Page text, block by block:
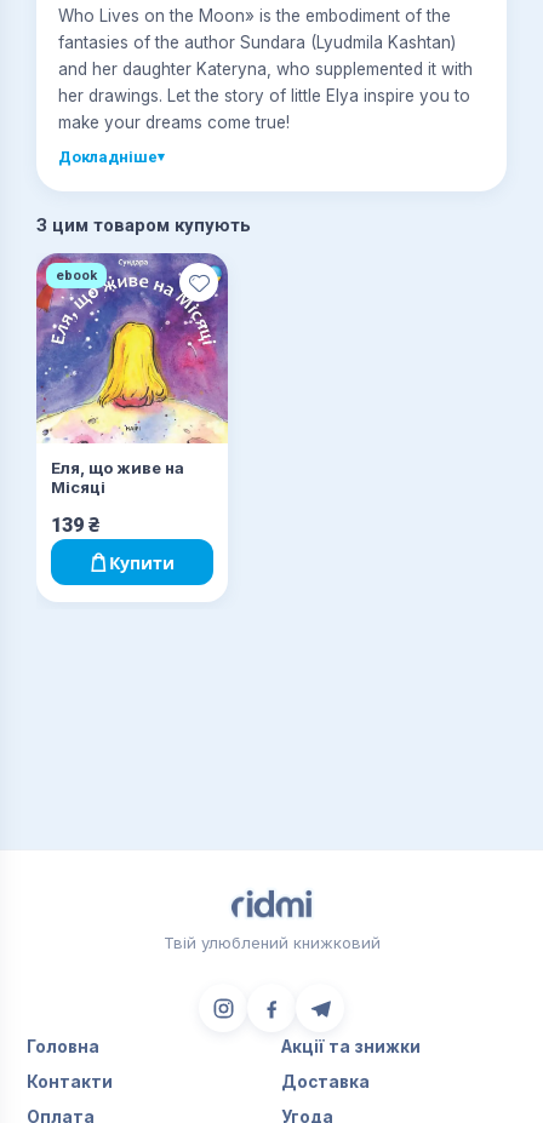
Who Lives on the Moon» is the embodiment of the
fantasies of the author Sundara (Lyudmila Kashtan)
and her daughter Kateryna, who supplemented it with
her drawings. Let the story of little Elya inspire you to
make your dreams come true!
Докладніше▾
З цим товаром купують
ebook
Еля, що живе на
Місяці
139 ₴
Купити
Твій улюблений книжковий
Головна
Акції та знижки
Контакти
Доставка
Оплата
Угода